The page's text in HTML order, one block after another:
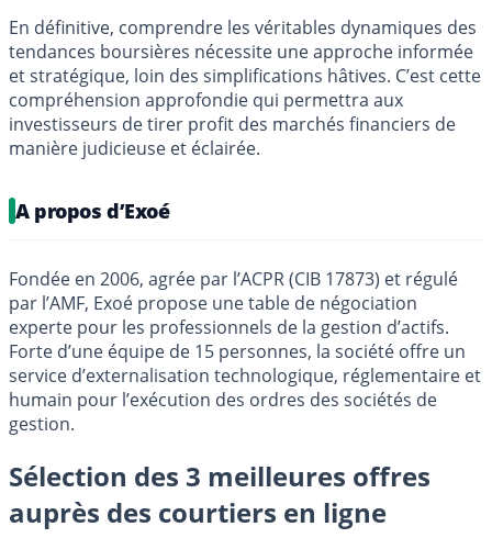
En définitive, comprendre les véritables dynamiques des
tendances boursières nécessite une approche informée
et stratégique, loin des simplifications hâtives. C’est cette
compréhension approfondie qui permettra aux
investisseurs de tirer profit des marchés financiers de
manière judicieuse et éclairée.
A propos d’Exoé
Fondée en 2006, agrée par l’ACPR (CIB 17873) et régulé
par l’AMF, Exoé propose une table de négociation
experte pour les professionnels de la gestion d’actifs.
Forte d’une équipe de 15 personnes, la société offre un
service d’externalisation technologique, réglementaire et
humain pour l’exécution des ordres des sociétés de
gestion.
Sélection des 3 meilleures offres
auprès des courtiers en ligne